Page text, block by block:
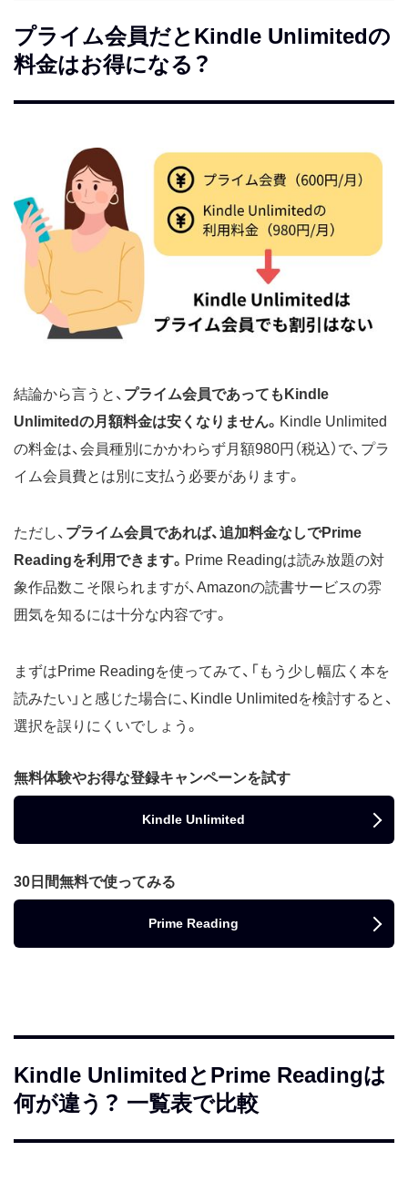
プライム会員だとKindle Unlimitedの
料金はお得になる？
結論から言うと、 プライム会員であってもKindle
Unlimitedの月額料金は安くなりません。 Kindle Unlimited
の料金は、会員種別にかかわらず月額980円（税込）で、プラ
イム会員費とは別に支払う必要があります。
ただし、 プライム会員であれば、追加料金なしでPrime
Readingを利用できます。 Prime Readingは読み放題の対
象作品数こそ限られますが、Amazonの読書サービスの雰
囲気を知るには十分な内容です。
まずはPrime Readingを使ってみて、「もう少し幅広く本を
読みたい」と感じた場合に、Kindle Unlimitedを検討すると、
選択を誤りにくいでしょう。
無料体験やお得な登録キャンペーンを試す
Kindle Unlimited
30日間無料で使ってみる
Prime Reading
Kindle UnlimitedとPrime Readingは
何が違う？ 一覧表で比較